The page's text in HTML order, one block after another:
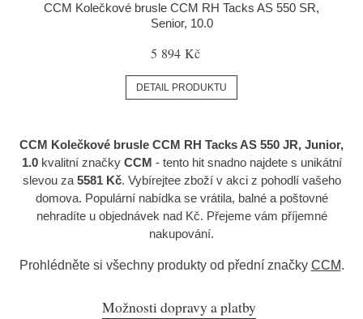
CCM Kolečkové brusle CCM RH Tacks AS 550 SR,
Senior, 10.0
5 894 Kč
DETAIL PRODUKTU
CCM Kolečkové brusle CCM RH Tacks AS 550 JR, Junior,
1.0kvalitní značkyCCM - tento hit snadno najdete s unikátní
slevou za 5581 Kč. Vybírejtee zboží v akci z pohodlí vašeho
domova. Populární nabídka se vrátila, balné a poštovné
nehradíte u objednávek nad Kč. Přejeme vám příjemné
nakupování.
Prohlédněte si všechny produkty od přední značky CCM.
Možnosti dopravy a platby